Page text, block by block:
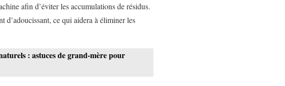
afin d’éviter les accumulations de résidus.
d’adoucissant, ce qui aidera à éliminer les
: astuces de grand-mère pour